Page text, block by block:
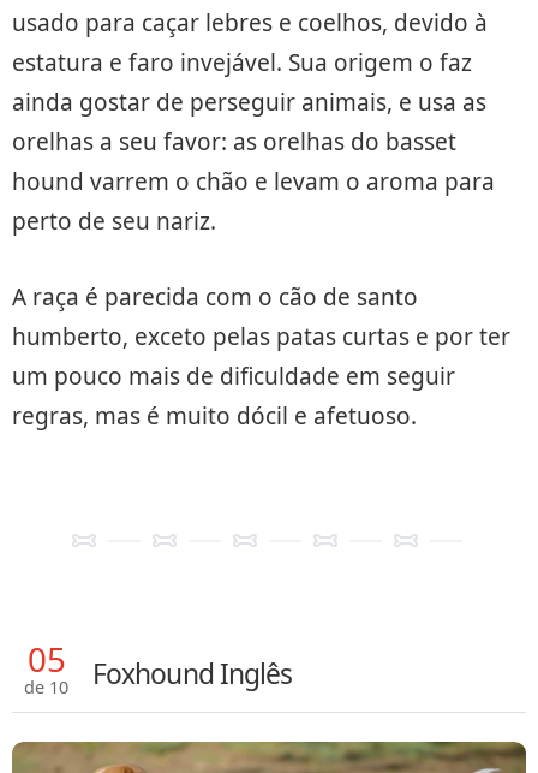
usado para caçar lebres e coelhos, devido à
estatura e faro invejável. Sua origem o faz
ainda gostar de perseguir animais, e usa as
orelhas a seu favor: as orelhas do basset
hound varrem o chão e levam o aroma para
perto de seu nariz.
A raça é parecida com o cão de santo
humberto, exceto pelas patas curtas e por ter
um pouco mais de dificuldade em seguir
regras, mas é muito dócil e afetuoso.
05
de 10 Foxhound Inglês